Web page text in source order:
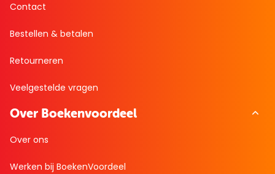
Contact
Bestellen & betalen
Retourneren
Veelgestelde vragen
Over Boekenvoordeel
Over ons
Werken bij BoekenVoordeel